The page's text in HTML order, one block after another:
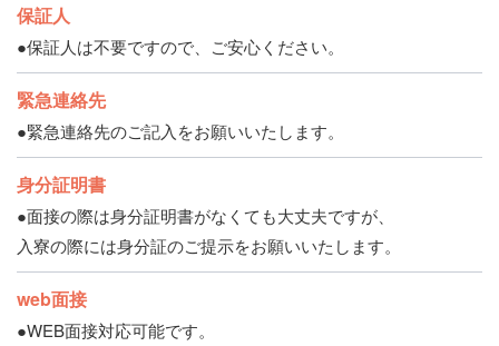
保証人
●保証人は不要ですので、ご安心ください。
緊急連絡先
●緊急連絡先のご記入をお願いいたします。
身分証明書
●面接の際は身分証明書がなくても大丈夫ですが、
入寮の際には身分証のご提示をお願いいたします。
web面接
●WEB面接対応可能です。